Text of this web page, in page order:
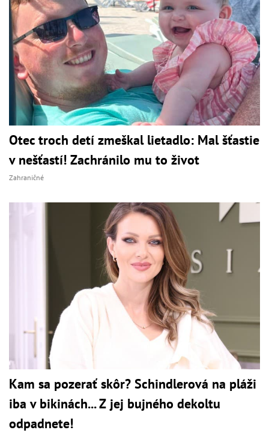
Otec troch detí zmeškal lietadlo: Mal šťastie
v nešťastí! Zachránilo mu to život
Zahraničné
Kam sa pozerať skôr? Schindlerová na pláži
iba v bikinách... Z jej bujného dekoltu
odpadnete!